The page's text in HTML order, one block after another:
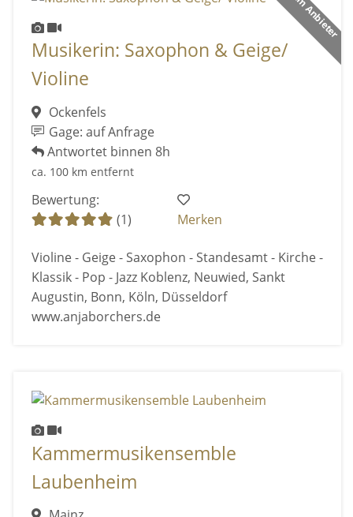
Musikerin: Saxophon & Geige/
Violine
Ockenfels
Gage: auf Anfrage
Antwortet binnen 8h
ca. 100 km entfernt
Bewertung:
(1)
Merken
Violine - Geige - Saxophon - Standesamt - Kirche -
Klassik - Pop - Jazz Koblenz, Neuwied, Sankt
Augustin, Bonn, Köln, Düsseldorf
www.anjaborchers.de
Kammermusikensemble
Laubenheim